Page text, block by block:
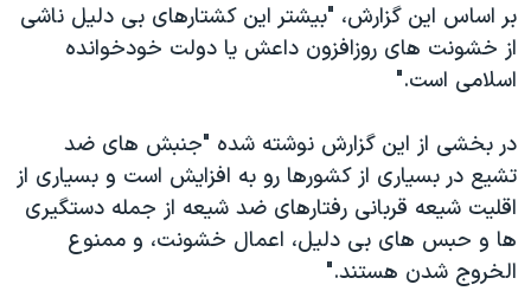
صفحه‌های ویژه
سفر پرزیدنت ترامپ به چین
بر اساس این گزارش، "بیشتر این کشتارهای بی دلیل ناشی
از خشونت های روزافزون داعش یا دولت خودخوانده
اسلامی است."
در بخشی از این گزارش نوشته شده "جنبش های ضد
تشیع در بسیاری از کشورها رو به افزایش است و بسیاری از
اقلیت شیعه قربانی رفتارهای ضد شیعه از جمله دستگیری
ها و حبس های بی دلیل، اعمال خشونت، و ممنوع
الخروج شدن هستند."